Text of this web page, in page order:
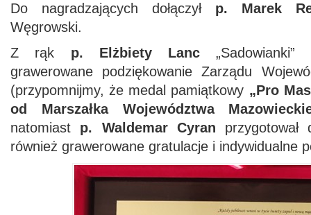
Do nagradzających dołączył p. Marek
Węgrowski.
Z rąk p. Elżbiety Lanc „Sadowianki”
grawerowane podziękowanie Zarządu
(przypomnijmy, że medal pamiątkowy „Pro
od Marszałka Województwa
natomiast p. Waldemar Cyran przygotował
również grawerowane gratulacje i indywidualne